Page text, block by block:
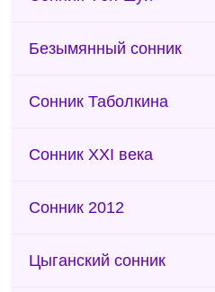
Безымянный сонник
Сонник Таболкина
Сонник XXI века
Сонник 2012
Цыганский сонник